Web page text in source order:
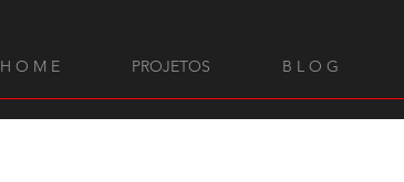
H O M E PROJETOS B L O G